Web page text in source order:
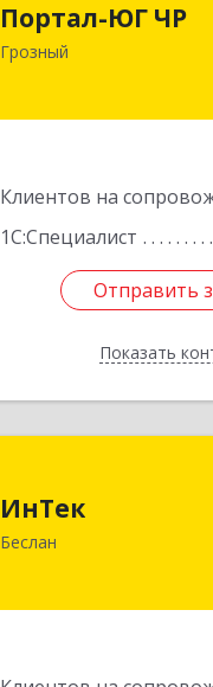
Портал-ЮГ ЧР
Грозный
Клиентов на
1С:Специалист
Отправить
Показать
364906, Чеченская
Отправить
Назад
ИнТек
Беслан